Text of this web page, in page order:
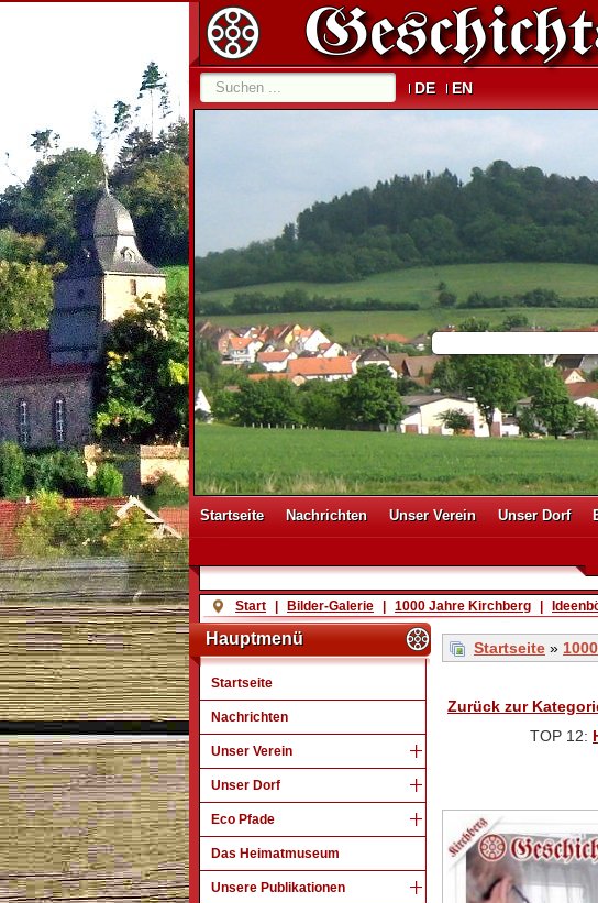
DE EN
Startseite Nachrichten Unser Verein Unser Dorf
Start Bilder-Galerie 1000 Jahre Kirchberg
Hauptmenü
Startseite
Nachrichten
Unser Verein
Unser Dorf
Eco Pfade
Das Heimatmuseum
Unsere Publikationen
Startseite »
Zurück zur
TOP 12: